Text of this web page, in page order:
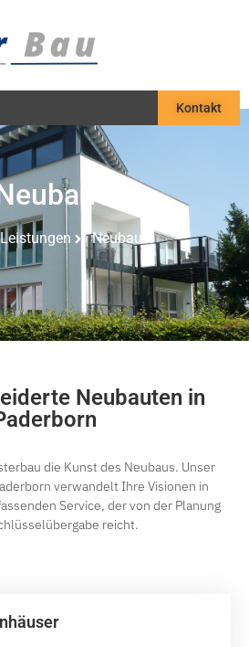
Kontakt
Leistungen Neubau
Neubauten in
die Kunst des Neubaus. Unser
verwandelt Ihre Visionen in
Service, der von der Planung
reicht.